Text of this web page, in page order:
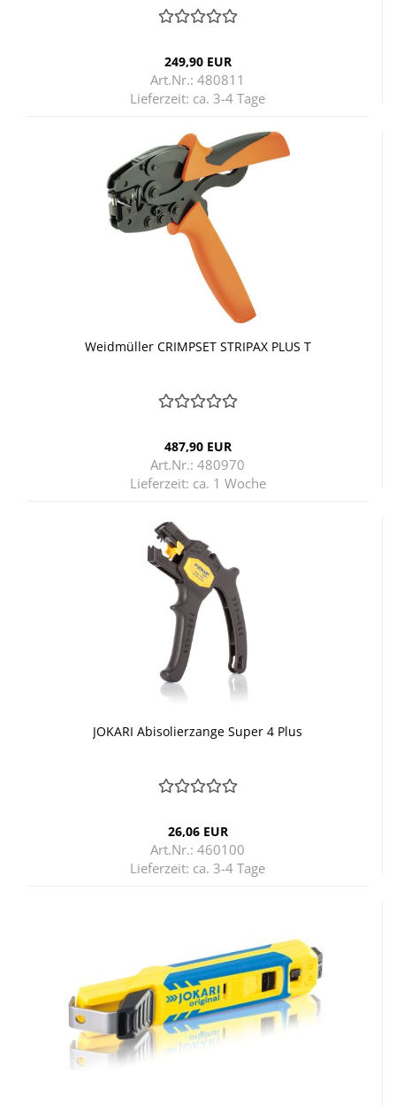
249,90 EUR
Art.Nr.: 480811
Lieferzeit: ca. 3-4 Tage
Weid­mül­ler CRIM­PSET STRI­PAX PLUS T
487,90 EUR
Art.Nr.: 480970
Lieferzeit: ca. 1 Woche
JO­KA­RI Ab­iso­lier­zan­ge Super 4 Plus
26,06 EUR
Art.Nr.: 460100
Lieferzeit: ca. 3-4 Tage